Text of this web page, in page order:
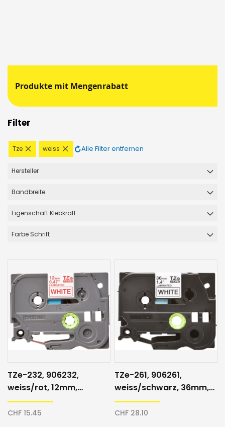
Produkte mit Mengenrabatt
Filter
Tze
Diesen
Artikel
weiss
Diesen
Artikel
Alle Filter entfernen
Hersteller
Bandbreite
Eigenschaft Klebkraft
Farbe Schrift
TZe-232, 906232,
weiss/rot, 12mm,
Schriftband
CHF 15.45
TZe-261, 906261,
weiss/schwarz, 36mm,
Schriftband
CHF 28.10